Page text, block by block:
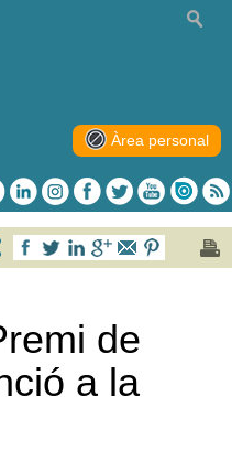
Àrea personal
de
a la